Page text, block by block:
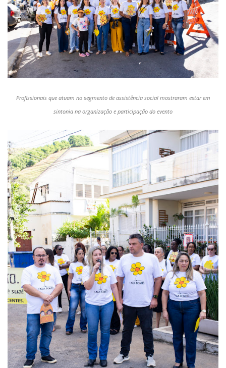
Profissionais que atuam no segmento de assistência social mostraram estar em
sintonia na organização e participação do evento